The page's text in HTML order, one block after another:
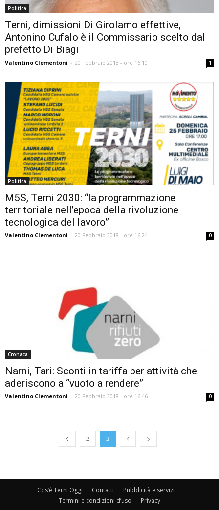
Politica
Terni, dimissioni Di Girolamo effettive,
Antonino Cufalo è il Commissario scelto dal
prefetto Di Biagi
Valentino Clementoni - 20 Febbraio 2018 - ore 16:10 1
Politica
M5S, Terni 2030: “la programmazione
territoriale nell’epoca della rivoluzione
tecnologica del lavoro”
Valentino Clementoni - 20 Febbraio 2018 - ore 16:24 0
Cronaca
Narni, Tari: Sconti in tariffa per attività che
aderiscono a “vuoto a rendere”
Valentino Clementoni - 20 Febbraio 2018 - ore 16:46 0
2 3 4
Cos’è Terni Oggi Contatti
Pubblicità e servizi
Termini e condizioni d’uso
Privacy